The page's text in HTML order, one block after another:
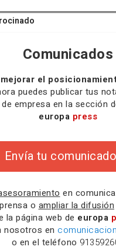
Comunicados
mejorar el
puedes publicar tus
empresa en la sección
europa press
Envía tu comunicado
en
o ampliar la difusión
la página web de europa
nosotros en
o en el teléfono